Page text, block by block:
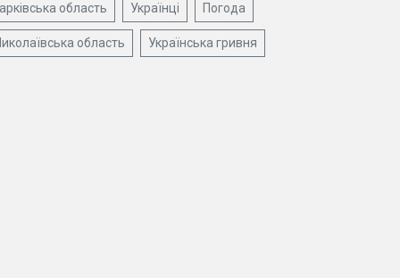
область Українці Погода
область Українська гривня